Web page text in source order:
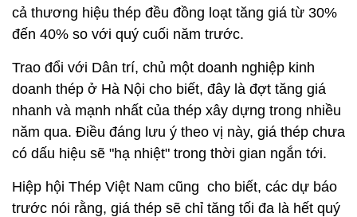
cả thương hiệu thép đều đồng loạt tăng giá từ 30%
đến 40% so với quý cuối năm trước.
Trao đổi với Dân trí, chủ một doanh nghiệp kinh
doanh thép ở Hà Nội cho biết, đây là đợt tăng giá
nhanh và mạnh nhất của thép xây dựng trong nhiều
năm qua. Điều đáng lưu ý theo vị này, giá thép chưa
có dấu hiệu sẽ "hạ nhiệt" trong thời gian ngắn tới.
Hiệp hội Thép Việt Nam cũng cho biết, các dự báo
trước nói rằng, giá thép sẽ chỉ tăng tối đa là hết quý